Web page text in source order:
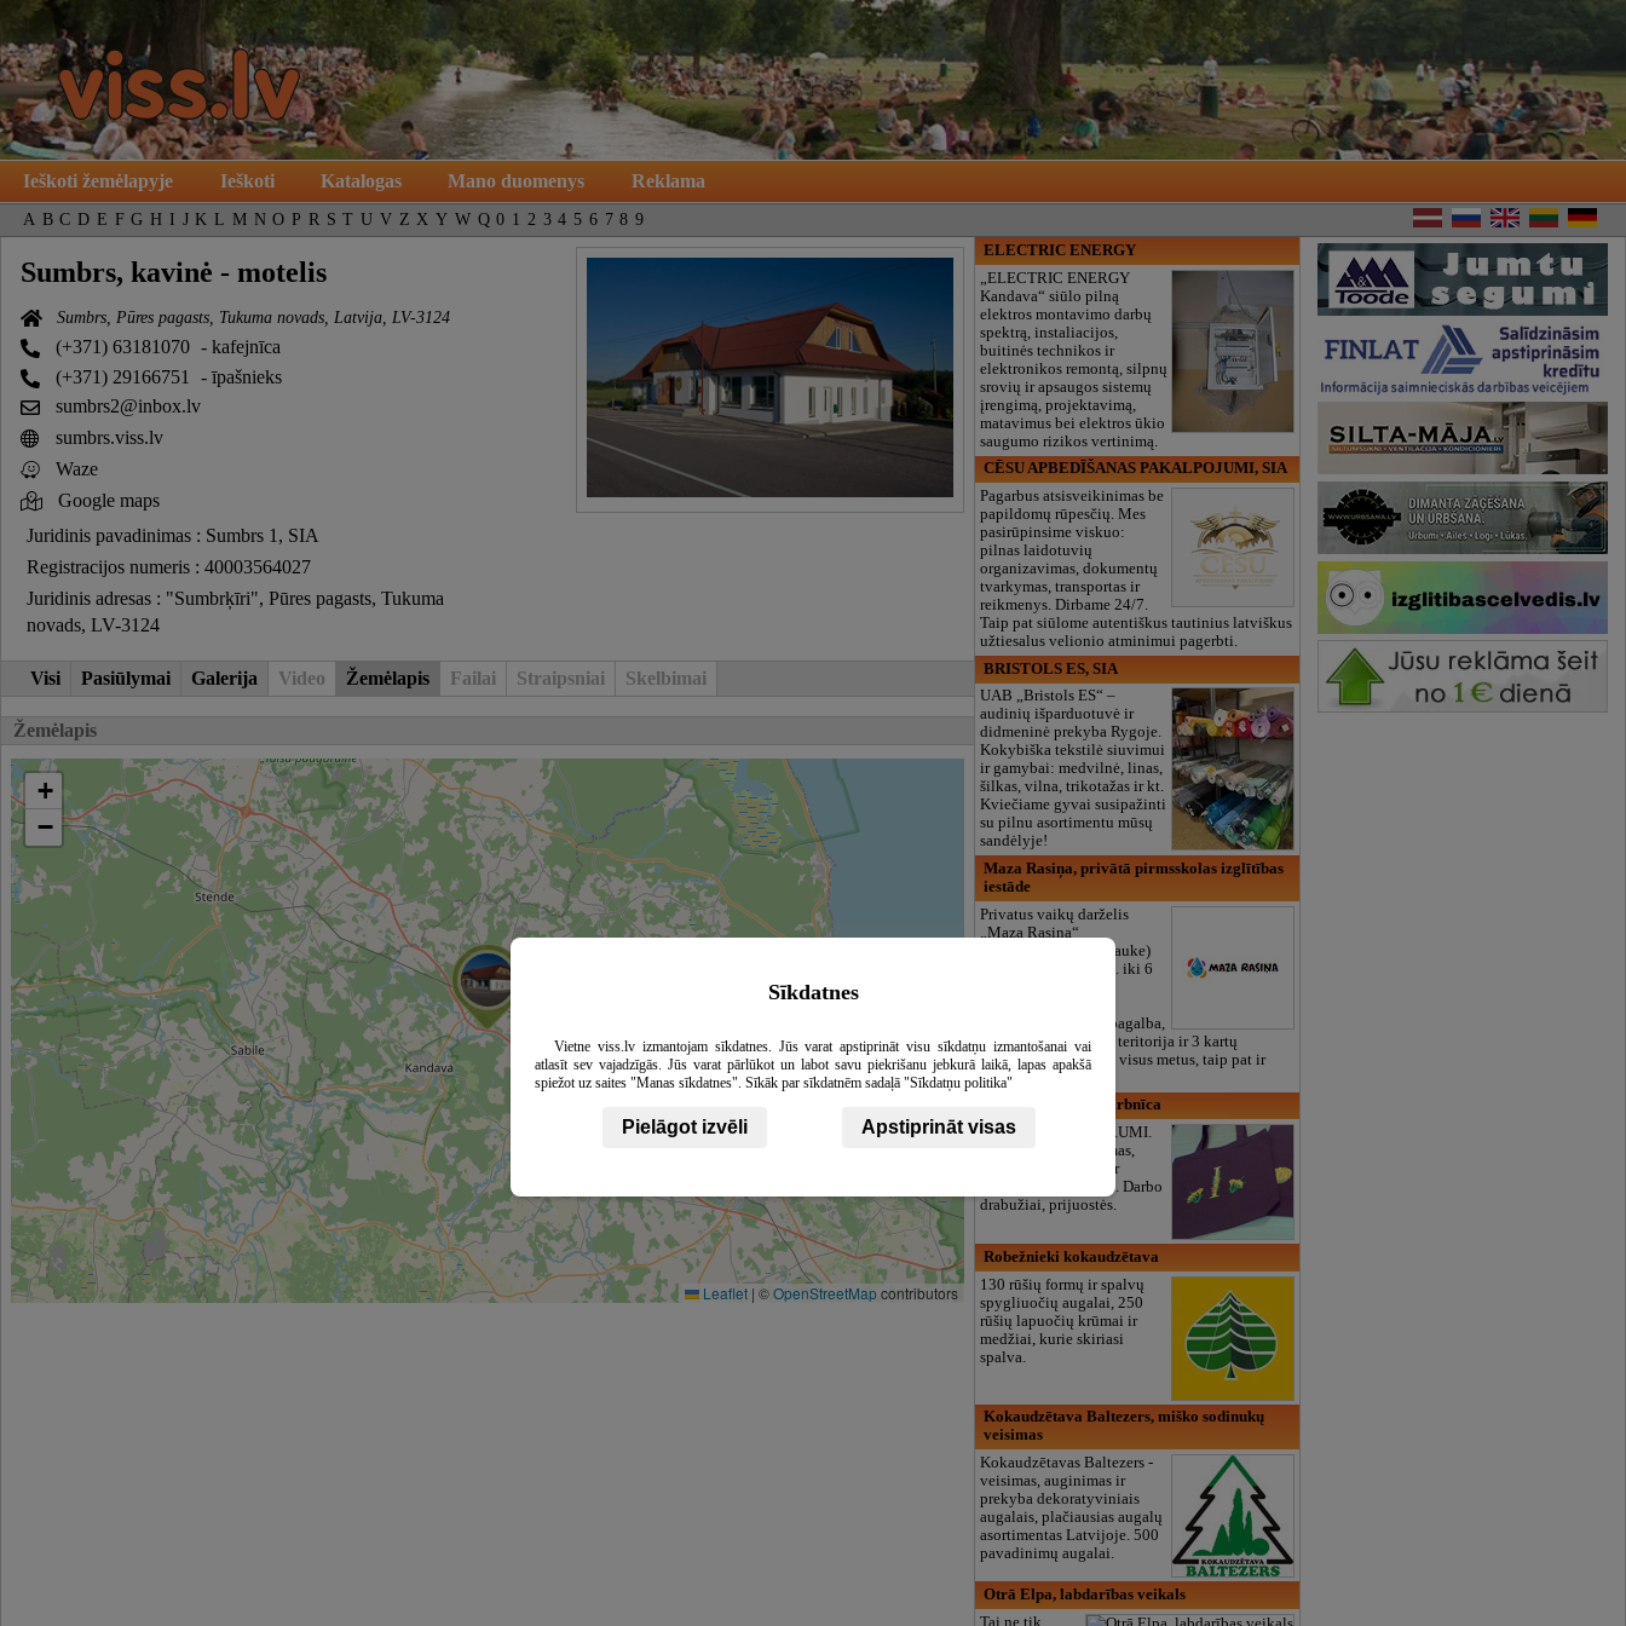
Ieškoti žemėlapyje Ieškoti Katalogas Mano duomenys Reklama
A B C D E F G H I J K L M N O P R S T U V Z X Y W Q 0 1 2 3 4 5 6 7 8 9
Sumbrs, kavinė - motelis
Sumbrs, Pūres pagasts, Tukuma novads, Latvija, LV-3124
(+371) 63181070 - kafejnīca
(+371) 29166751
- īpašnieks
sumbrs2@inbox.lv
sumbrs.viss.lv
Waze
Google maps
Juridinis pavadinimas : Sumbrs 1, SIA
Registracijos numeris : 40003564027
Juridinis adresas : "Sumbrķīri", Pūres pagasts, Tukuma
novads, LV-3124
Visi Pasiūlymai Galerija Video Žemėlapis Failai Straipsniai Skelbimai
Žemėlapis
+
−
Leaflet | ©OpenStreetMapcontributors
ELECTRIC ENERGY
„ELECTRIC ENERGY
Kandava“ siūlo pilną
elektros montavimo darbų
spektrą, instaliacijos,
buitinės technikos ir
elektronikos remontą, silpnų
srovių ir apsaugos sistemų
įrengimą, projektavimą,
matavimus bei elektros ūkio
saugumo rizikos vertinimą.
CĒSU APBEDĪŠANAS PAKALPOJUMI, SIA
Pagarbus atsisveikinimas be
papildomų rūpesčių. Mes
pasirūpinsime viskuo:
pilnas laidotuvių
organizavimas, dokumentų
tvarkymas, transportas ir
reikmenys. Dirbame 24/7.
Taip pat siūlome autentiškus tautinius latviškus
užtiesalus velionio atminimui pagerbti.
BRISTOLS ES, SIA
UAB „Bristols ES“ –
audinių išparduotuvė ir
didmeninė prekyba Rygoje.
Kokybiška tekstilė siuvimui
ir gamybai: medvilnė, linas,
šilkas, vilna, trikotažas ir kt.
Kviečiame gyvai susipažinti
su pilnu asortimentu mūsų
sandėlyje!
Maza Rasiņa, privātā pirmsskolas izglītības
iestāde
Privatus vaikų darželis
„Maza Rasiņa“
Pardaugavoje (Zasulauke)
vaikams nuo 10 mėn. iki 6
logopedas, speciali pagalba,
būreliai, didelė žalia teritorija ir 3 kartų
maitinimas. Dirbame visus metus, taip pat ir
vasarą!
Zarumi, šūšanas darbnīca
Siuvimo cechas ZARUMI.
Siuvimas, siuvinėjimas,
taisymas. Logotipų ir
vėliavų siuvinėjimai. Darbo
drabužiai, prijuostės.
Robežnieki kokaudzētava
130 rūšių formų ir spalvų
spygliuočių augalai, 250
rūšių lapuočių krūmai ir
medžiai, kurie skiriasi
spalva.
Kokaudzētava Baltezers, miško sodinukų
veisimas
Kokaudzētavas Baltezers -
veisimas, auginimas ir
prekyba dekoratyviniais
augalais, plačiausias augalų
asortimentas Latvijoje. 500
pavadinimų augalai.
Otrā Elpa, labdarības veikals
Tai ne tik
Sīkdatnes
Vietne viss.lv izmantojam sīkdatnes. Jūs varat apstiprināt visu sīkdatņu izmantošanai vai
atlasīt sev vajadzīgās. Jūs varat pārlūkot un labot savu piekrišanu jebkurā laikā, lapas apakšā
spiežot uz saites "Manas sīkdatnes". Sīkāk par sīkdatnēm sadaļā "Sīkdatņu politika"
Pielāgot izvēli Apstiprināt visas